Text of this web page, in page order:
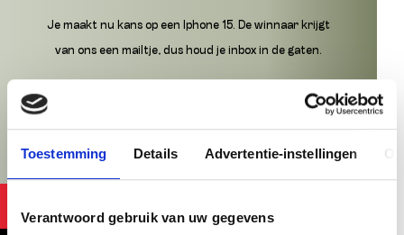
Toestemming Details Advertentie-instellingen
Verantwoord gebruik van uw gegevens
Je maakt nu kans op een Iphone 15. De winnaar krijgt
van ons een mailtje, dus houd je inbox in de gaten.